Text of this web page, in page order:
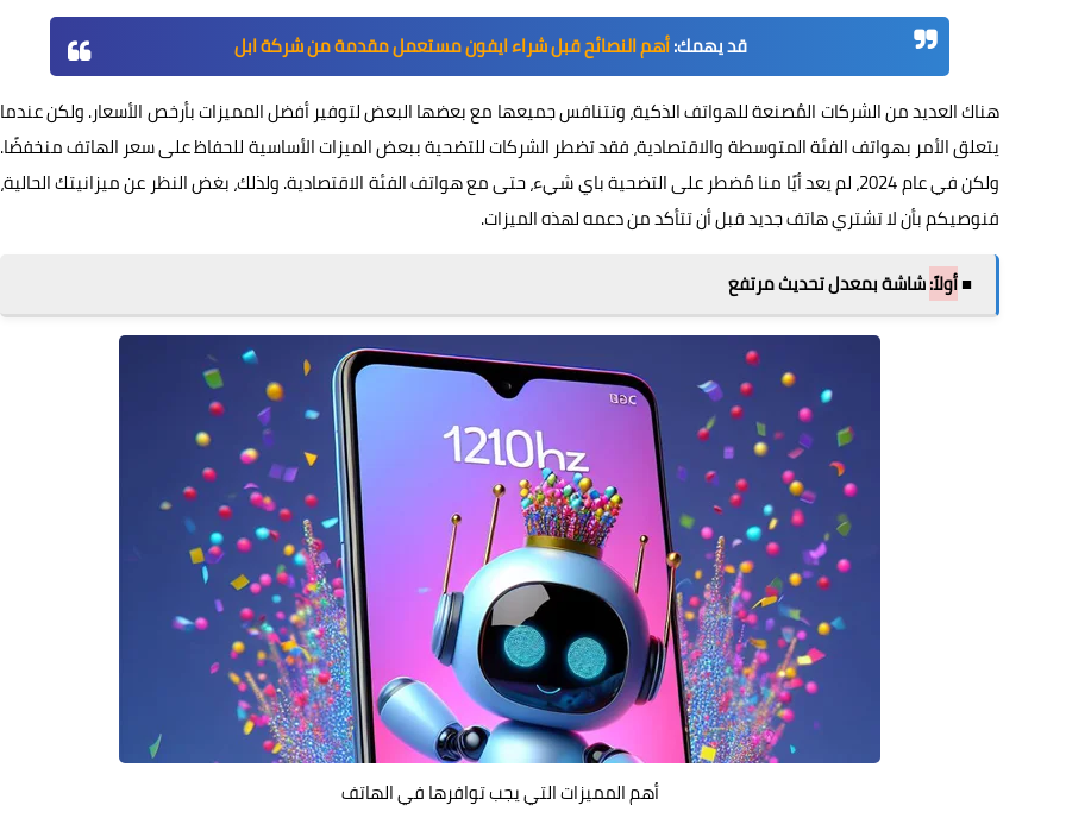
قد يهمك:أهم النصائح قبل شراء ايفون مستعمل مقدمة من شركة ابل
هناك العديد من الشركات المُصنعة للهواتف الذكية، وتتنافس جميعها مع بعضها البعض لتوفير أفضل المميزات بأرخص الأسعار. ولكن عندما
يتعلق الأمر بهواتف الفئة المتوسطة والاقتصادية، فقد تضطر الشركات للتضحية ببعض الميزات الأساسية للحفاظ على سعر الهاتف منخفضًا.
ولكن في عام 2024، لم يعد أيًا منا مُضطر على التضحية باي شيء، حتى مع هواتف الفئة الاقتصادية. ولذلك، بغض النظر عن ميزانيتك الحالية،
فنوصيكم بأن لا تشتري هاتف جديد قبل أن تتأكد من دعمه لهذه الميزات.
■أولاً:شاشة بمعدل تحديث مرتفع
أهم المميزات التي يجب توافرها في الهاتف